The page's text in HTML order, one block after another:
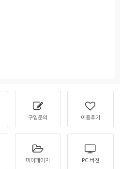
구입문의 이용후기
마이페이지 PC 버젼